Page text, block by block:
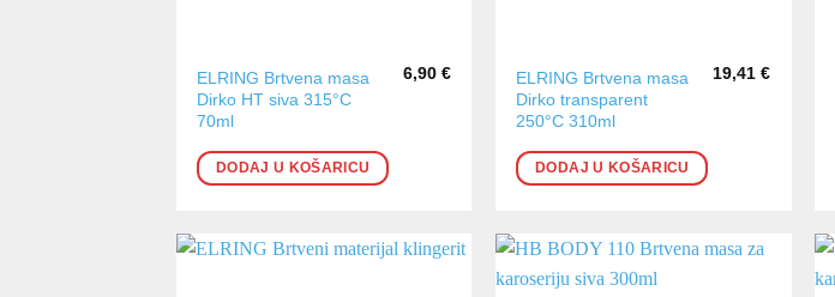
ELRING Brtvena masa
Dirko HT siva 315°C
70ml
6,90€
DODAJ U KOŠARICU
ELRING Brtvena masa
Dirko transparent
250°C 310ml
19,41€
DODAJ U KOŠARICU